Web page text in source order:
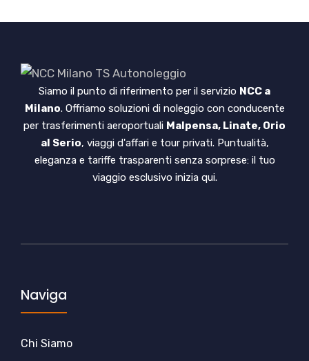
Siamo il punto di riferimento per il servizio NCC a
Milano. Offriamo soluzioni di noleggio con conducente
per trasferimenti aeroportuali Malpensa, Linate, Orio
al Serio, viaggi d'affari e tour privati. Puntualità,
eleganza e tariffe trasparenti senza sorprese: il tuo
viaggio esclusivo inizia qui.
Naviga
Chi Siamo